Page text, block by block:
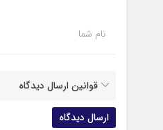
نام شما
قوانین ارسال دیدگاه